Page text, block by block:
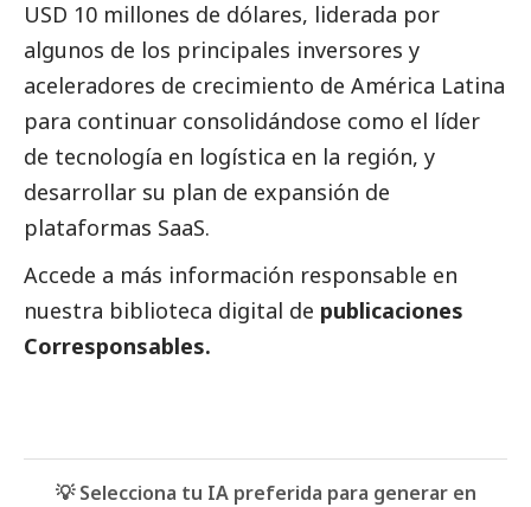
USD 10 millones de dólares, liderada por
algunos de los principales inversores y
aceleradores de crecimiento de América Latina
para continuar consolidándose como el líder
de tecnología en logística en la región, y
desarrollar su plan de expansión de
plataformas SaaS.
Accede a más información responsable en
nuestra biblioteca digital de publicaciones
Corresponsables.
💡 Selecciona tu IA preferida para generar en